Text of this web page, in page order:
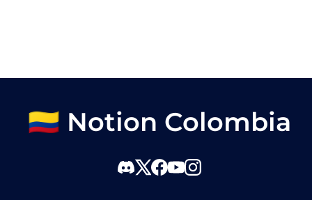
🇨🇴 Notion Colombia